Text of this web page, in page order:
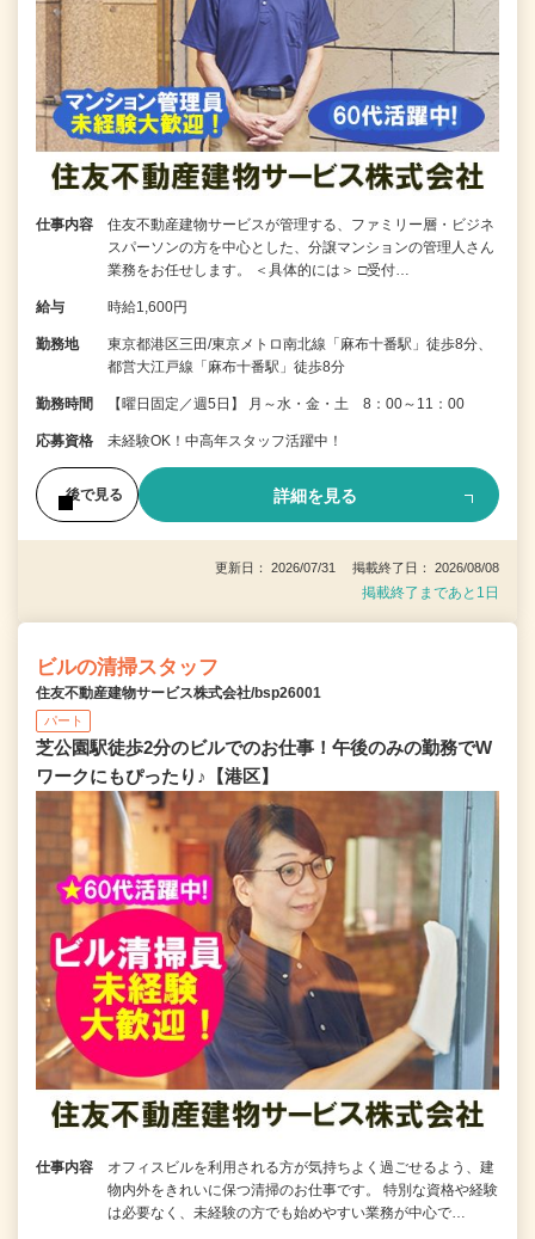
仕事内容
住友不動産建物サービスが管理する、ファミリー層・ビジネ
スパーソンの方を中心とした、分譲マンションの管理人さん
業務をお任せします。 ＜具体的には＞ □受付…
給与 時給1,600円
勤務地
東京都港区三田/東京メトロ南北線「麻布十番駅」徒歩8分、
都営大江戸線「麻布十番駅」徒歩8分
勤務時間 【曜日固定／週5日】 月～水・金・土 8：00～11：00
応募資格 未経験OK！中高年スタッフ活躍中！
後で見る 詳細を見る
更新日： 2026/07/31 掲載終了日： 2026/08/08
掲載終了まであと1日
ビルの清掃スタッフ
住友不動産建物サービス株式会社/bsp26001
パート
芝公園駅徒歩2分のビルでのお仕事！午後のみの勤務でW
ワークにもぴったり♪【港区】
仕事内容
オフィスビルを利用される方が気持ちよく過ごせるよう、建
物内外をきれいに保つ清掃のお仕事です。 特別な資格や経験
は必要なく、未経験の方でも始めやすい業務が中心で…